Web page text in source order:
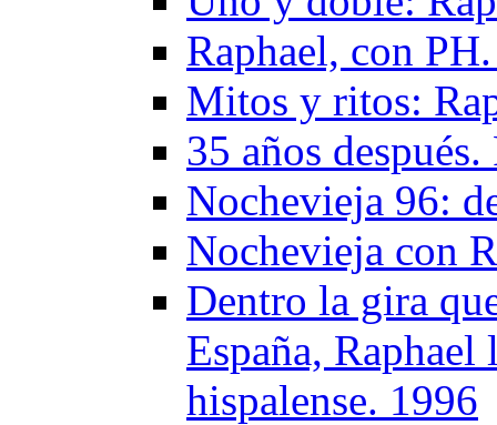
Raphael, con
Mitos y ritos:
35 años
Nochevieja 96:
Nochevieja con
Dentro la gira
España,
hispalense. 1996